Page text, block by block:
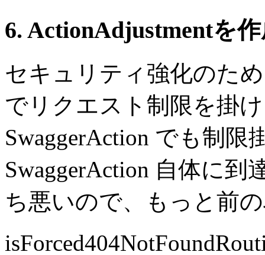
6. ActionAdjustmentを
セキュリティ強化のた
でリクエスト制限を掛
SwaggerAction でも制
SwaggerAction 自体に
ち悪いので、もっと前